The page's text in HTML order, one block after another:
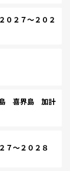
２７～２０２
喜界島 加計
～２０２８